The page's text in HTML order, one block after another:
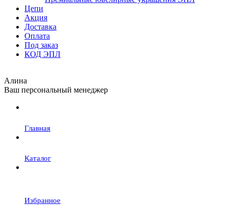
Цепи
Акция
Доставка
Оплата
Под заказ
КОД ЭПЛ
Алина
Ваш персональный менеджер
Главная
Каталог
Избранное